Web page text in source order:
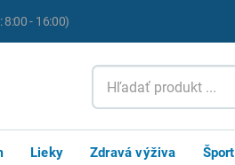
8:00 - 16:00)
Lieky Zdravá výživa